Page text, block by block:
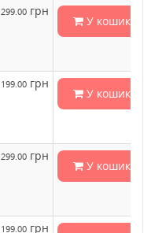
299.00 грн
У кошик
199.00 грн
У кошик
299.00 грн
У кошик
199.00 грн